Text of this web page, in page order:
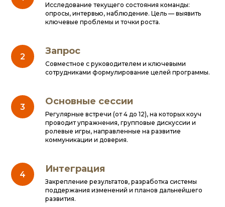
Исследование текущего состояния команды:
опросы, интервью, наблюдение. Цель — выявить
ключевые проблемы и точки роста.
Запрос
Совместное с руководителем и ключевыми
сотрудниками формулирование целей программы.
Основные сессии
Регулярные встречи (от 4 до 12), на которых коуч
проводит упражнения, групповые дискуссии и
ролевые игры, направленные на развитие
коммуникации и доверия.
Интеграция
Закрепление результатов, разработка системы
поддержания изменений и планов дальнейшего
развития.